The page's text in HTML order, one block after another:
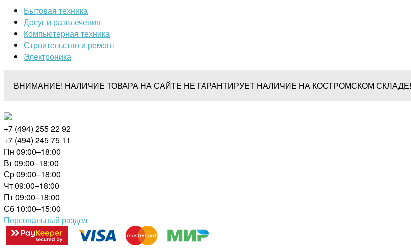
Бытовая техника
Досуг и развлечения
Компьютерная техника
Строительство и ремонт
Электроника
ВНИМАНИЕ! НАЛИЧИЕ ТОВАРА НА САЙТЕ НЕ ГАРАНТИРУЕТ НАЛИЧИЕ НА КОСТРОМСКОМ СКЛАДЕ!
+7 (494) 255 22 92
+7 (494) 245 75 11
Пн 09:00–18:00
Вт 09:00–18:00
Ср 09:00–18:00
Чт 09:00–18:00
Пт 09:00–18:00
Сб 10:00–15:00
Персональный раздел